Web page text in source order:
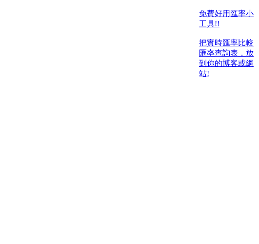
免費好用匯率小
工具!!
把實時匯率比較
匯率查詢表，放
到你的博客或網
站!